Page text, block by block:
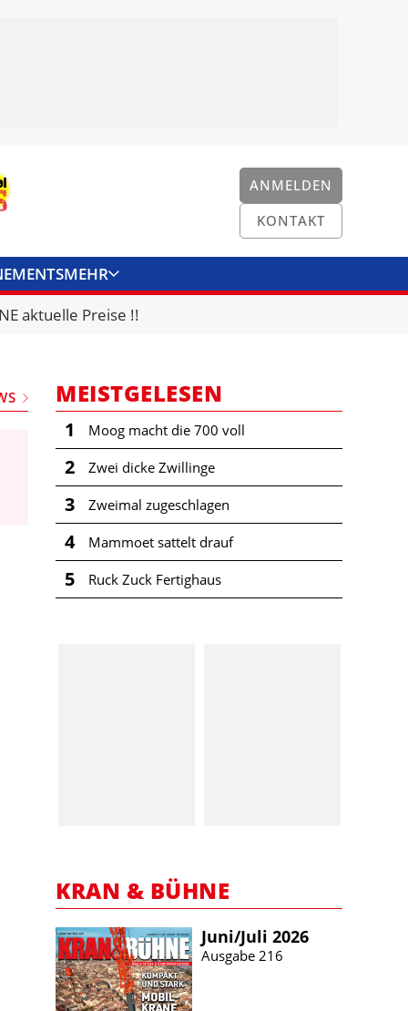
ANMELDEN
KONTAKT
MEHR
KONTAKT
aktuelle Preise !!
MEISTGELESEN
1 Moog macht die 700 voll
2 Zwei dicke Zwillinge
3 Zweimal zugeschlagen
4 Mammoet sattelt drauf
5 Ruck Zuck Fertighaus
KRAN & BÜHNE
Juni/​Juli 2026
Ausgabe 216